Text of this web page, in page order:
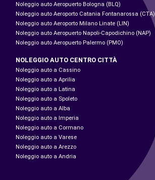
Noleggio auto Aeropuerto Bologna (BLQ)
Noleggio auto Aeroporto Catania Fontanarossa (CTA)
Noleggio auto Aeroporto Milano Linate (LIN)
Noleggio auto Aeropuerto Napoli-Capodichino (NAP)
Noleggio auto Aeropuerto Palermo (PMO)
NOLEGGIO AUTO CENTRO CITTÀ
Noleggio auto a Cassino
Noleggio auto a Aprilia
Noleggio auto a Latina
Noleggio auto a Spoleto
Noleggio auto a Alba
Noleggio auto a Imperia
Noleggio auto a Cormano
Noleggio auto a Varese
Noleggio auto a Arezzo
Noleggio auto a Andria